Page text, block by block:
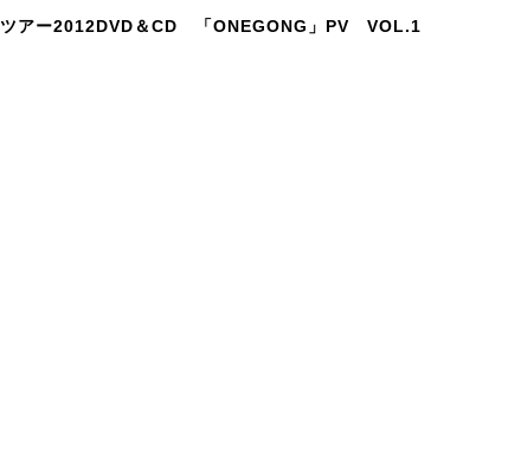
アー2012DVD＆CD 「ONEGONG」PV VOL.1